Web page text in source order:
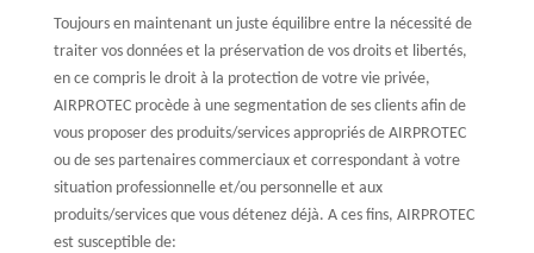
Toujours en maintenant un juste équilibre entre la nécessité de
traiter vos données et la préservation de vos droits et libertés,
en ce compris le droit à la protection de votre vie privée,
AIRPROTEC procède à une segmentation de ses clients afin de
vous proposer des produits/services appropriés de AIRPROTEC
ou de ses partenaires commerciaux et correspondant à votre
situation professionnelle et/ou personnelle et aux
produits/services que vous détenez déjà. A ces fins, AIRPROTEC
est susceptible de: